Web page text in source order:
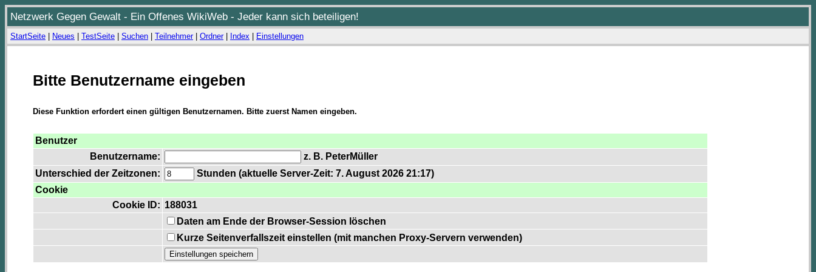
Netzwerk Gegen Gewalt - Ein Offenes WikiWeb - Jeder kann sich beteiligen!
StartSeite Neues TestSeite Suchen Teilnehmer| Ordner| Index Einstellungen
Bitte Benutzername eingeben
Diese Funktion erfordert einen gültigen Benutzernamen. Bitte zuerst Namen eingeben.
Benutzer
Benutzername:
z. B. PeterMüller
Unterschied der Zeitzonen:
Stunden (aktuelle Server-Zeit: 7. August 2026 21:17)
Cookie
Cookie ID: 188031
Daten am Ende der Browser-Session löschen
Kurze Seitenverfallszeit einstellen (mit manchen Proxy-Servern verwenden)